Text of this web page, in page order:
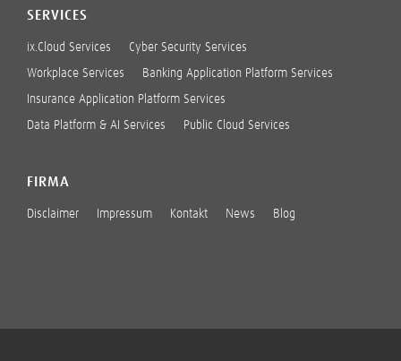
SERVICES
ix.Cloud Services Cyber Security Services
Workplace Services Banking Application Platform Services
Insurance Application Platform Services
Data Platform & AI Services Public Cloud Services
FIRMA
Disclaimer Impressum Kontakt News Blog